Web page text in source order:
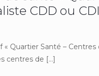
CDD ou
« Quartier Santé –
centres de […]